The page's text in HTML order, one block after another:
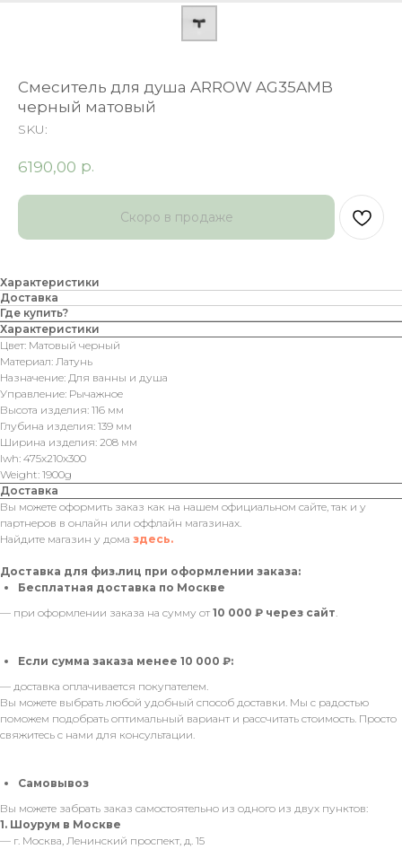
Смеситель для душа ARROW AG35AMB
черный матовый
SKU:
6190,00 р.
Характеристики
Доставка
Где купить?
Характеристики
Цвет: Матовый черный
Материал: Латунь
Назначение: Для ванны и душа
Управление: Рычажное
Высота изделия: 116 мм
Глубина изделия: 139 мм
Ширина изделия: 208 мм
lwh: 475x210x300
Weight: 1900g
Доставка
Вы можете оформить заказ как на нашем официальном сайте, так и у
партнеров в онлайн или оффлайн магазинах.
Найдите магазин у дома здесь.
Доставка для физ.лиц при оформлении заказа:
Бесплатная доставка по Москве
— при оформлении заказа на сумму от 10 000 ₽ через сайт.
Если сумма заказа менее 10 000 ₽:
— доставка оплачивается покупателем.
Вы можете выбрать любой удобный способ доставки. Мы с радостью
поможем подобрать оптимальный вариант и рассчитать стоимость. Просто
свяжитесь с нами для консультации.
Самовывоз
Вы можете забрать заказ самостоятельно из одного из двух пунктов:
1. Шоурум в Москве
— г. Москва, Ленинский проспект, д. 15